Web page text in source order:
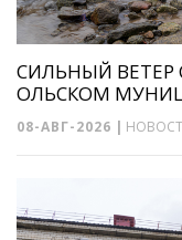
СИЛЬНЫЙ ВЕТЕР
ОЛЬСКОМ
08-АВГ-2026 |